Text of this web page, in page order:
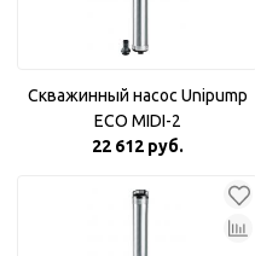
Скважинный насос Unipump
ECO MIDI-2
22 612 руб.